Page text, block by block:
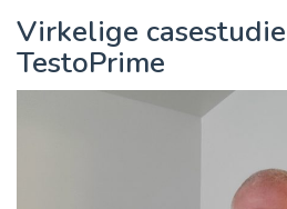
Virkelige
TestoPrime